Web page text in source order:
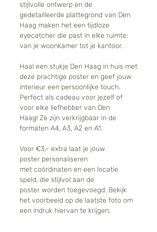
stijlvolle ontwerp en de
gedetailleerde plattegrond van Den
Haag maken het een tijdloze
eyecatcher die past in elke ruimte:
van je woonkamer tot je kantoor.
Haal een stukje Den Haag in huis met
deze prachtige poster en geef jouw
interieur een persoonlijke touch.
Perfect als cadeau voor jezelf of
voor elke liefhebber van Den
Haag! Ze zijn verkrijgbaar in de
formaten A4, A3, A2 en A1.
Voor €3,- extra laat je jouw
poster personaliseren
met coördinaten en een locatie
speld, die stijlvol aan de
poster worden toegevoegd. Bekijk
het voorbeeld op de laatste foto om
een indruk hiervan te krijgen.